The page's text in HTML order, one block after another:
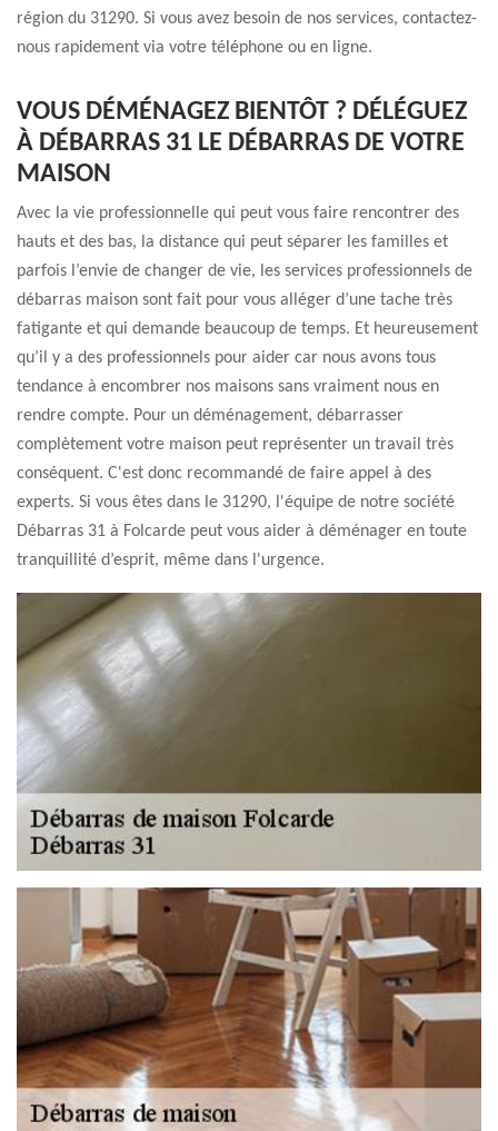
région du 31290. Si vous avez besoin de nos services, contactez-
nous rapidement via votre téléphone ou en ligne.
VOUS DÉMÉNAGEZ BIENTÔT ? DÉLÉGUEZ
À DÉBARRAS 31 LE DÉBARRAS DE VOTRE
MAISON
Avec la vie professionnelle qui peut vous faire rencontrer des
hauts et des bas, la distance qui peut séparer les familles et
parfois l’envie de changer de vie, les services professionnels de
débarras maison sont fait pour vous alléger d’une tache très
fatigante et qui demande beaucoup de temps. Et heureusement
qu’il y a des professionnels pour aider car nous avons tous
tendance à encombrer nos maisons sans vraiment nous en
rendre compte. Pour un déménagement, débarrasser
complètement votre maison peut représenter un travail très
conséquent. C'est donc recommandé de faire appel à des
experts. Si vous êtes dans le 31290, l'équipe de notre société
Débarras 31 à Folcarde peut vous aider à déménager en toute
tranquillité d’esprit, même dans l'urgence.